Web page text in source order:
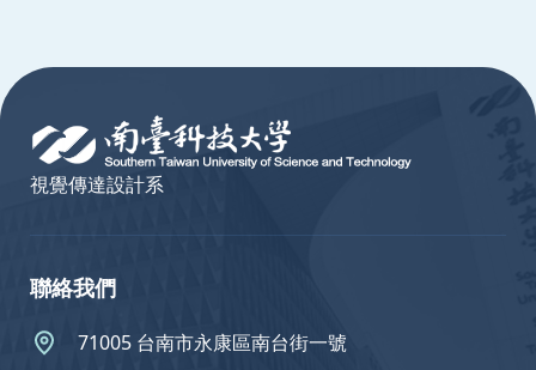
視覺傳達設計系
聯絡我們
71005 台南市永康區南台街一號